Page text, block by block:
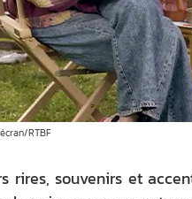
RTBF
rires, souvenirs et